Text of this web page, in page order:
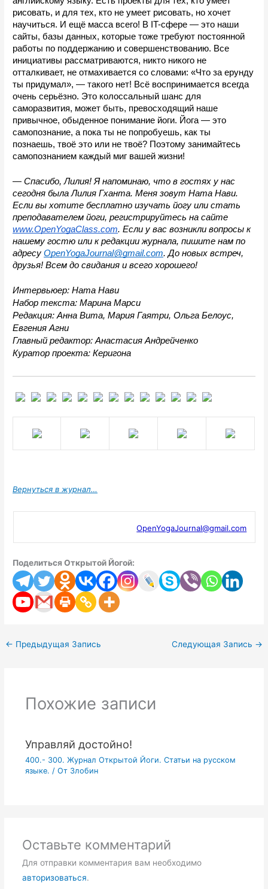
рисовать, и для тех, кто не умеет рисовать, но хочет
научиться. И ещё масса всего! В IT-сфере — это наши
сайты, базы данных, которые тоже требуют постоянной
работы по поддержанию и совершенствованию. Все
инициативы рассматриваются, никто никого не
отталкивает, не отмахивается со словами: «Что за ерунду
ты придумал», — такого нет! Всё воспринимается всегда
очень серьёзно. Это колоссальный шанс для
саморазвития, может быть, превосходящий наше
привычное, обыденное понимание йоги. Йога — это
самопознание, а пока ты не попробуешь, как ты
познаешь, твоё это или не твоё? Поэтому занимайтесь
самопознанием каждый миг вашей жизни!
— Спасибо, Лилия! Я напоминаю, что в гостях у нас
сегодня была Лилия Гханта. Меня зовут Ната Нави.
Если вы хотите бесплатно изучать йогу или стать
www.OpenYogaClass.com. Если у вас возникли вопросы к
нашему гостю или к редакции журнала, пишите нам по
адресу OpenYogaJournal@gmail.com. До новых встреч,
друзья! Всем до свидания и всего хорошего!
Интервьюер: Ната Нави
Набор текста: Марина Марси
Редакция: Анна Вита, Мария Гаятри, Ольга Белоус,
Евгения Агни
Главный редактор: Анастасия Андрейченко
Куратор проекта: Керигона
Вернуться в журнал…
OpenYogaJournal@gmail.com
Поделиться Открытой Йогой:
← Предыдущая Запись Следующая Запись →
Похожие записи
Управляй достойно!
400.- 300. Журнал Открытой Йоги. Статьи на русском
языке. / От Злобин
Оставьте комментарий
Для отправки комментария вам необходимо
авторизоваться.